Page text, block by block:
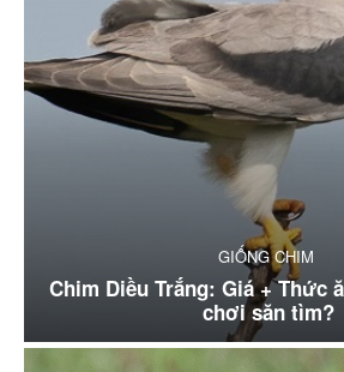
GIỐNG CHIM
Chim Diều Trắng: Giá + Thức
chơi săn tìm?